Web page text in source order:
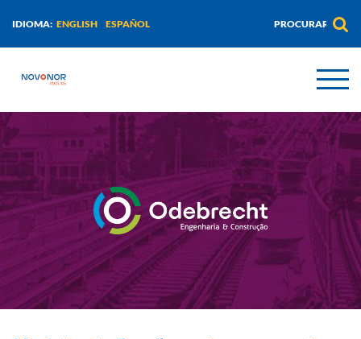
IDIOMA: ENGLISH ESPAÑOL